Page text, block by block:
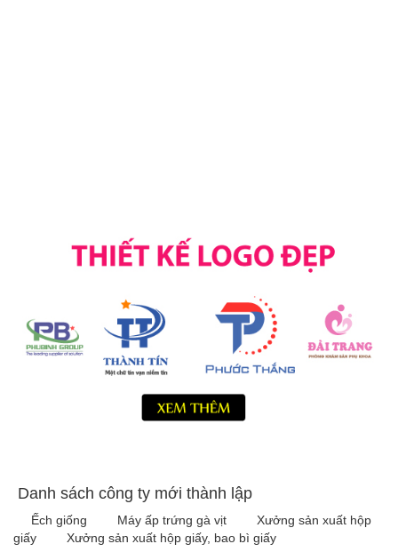
Danh sách công ty mới thành lập
Ếch giống Máy ấp trứng gà vịt
Xưởng sản xuất hộp
giấy
Xưởng sản xuất hộp giấy, bao bì giấy